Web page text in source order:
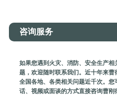
咨询服务
如果您遇到火灾、消防、安全生产相
题，欢迎随时联系我们。近十年来曹
全国各地、各类相关问题近千次。您
话、视频或面谈的方式直接咨询曹刚